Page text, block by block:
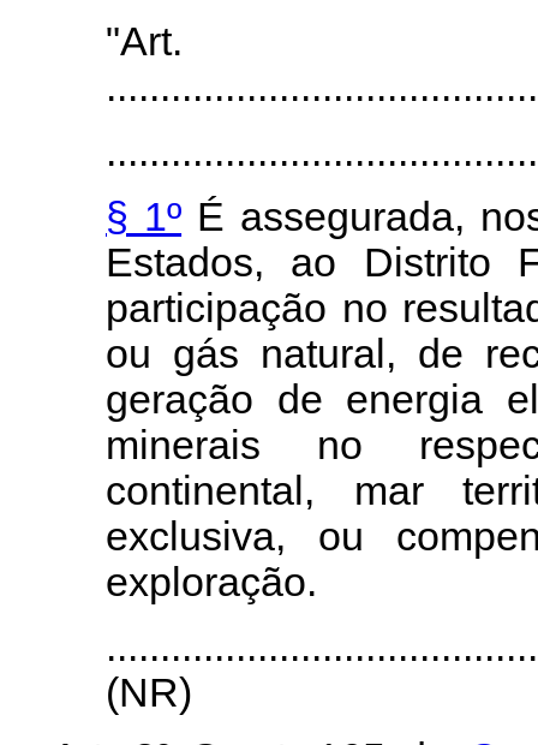
.
§ 1º É assegurada,
Estados, ao Distrito
participação no
ou gás natural, de
geração de energia
minerais no
continental, mar
exclusiva, ou
exploração.
(NR)